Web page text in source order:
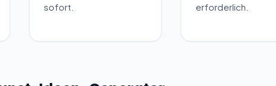
sofort.
erforderlich.